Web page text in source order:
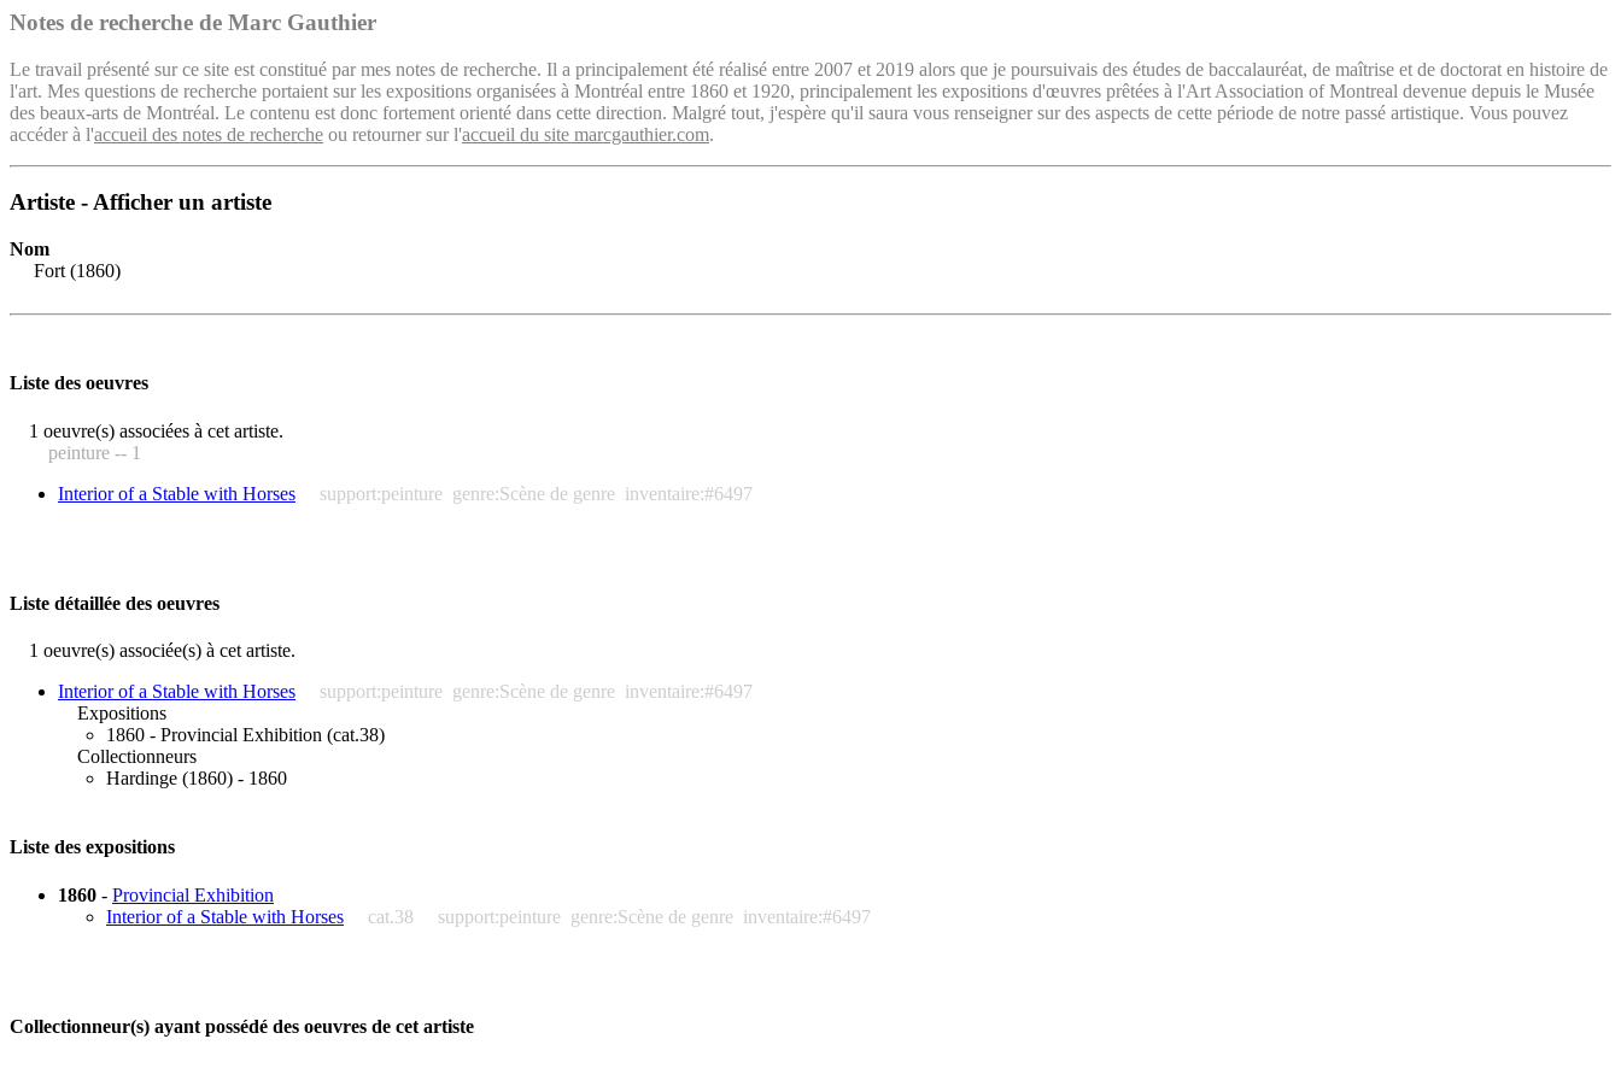
Notes de recherche de Marc Gauthier
Le travail présenté sur ce site est constitué par mes notes de recherche. Il a principalement été réalisé entre 2007 et 2019 alors que je poursuivais des études de baccalauréat, de maîtrise et de doctorat en histoire de
l'art. Mes questions de recherche portaient sur les expositions organisées à Montréal entre 1860 et 1920, principalement les expositions d'œuvres prêtées à l'Art Association of Montreal devenue depuis le Musée
des beaux-arts de Montréal. Le contenu est donc fortement orienté dans cette direction. Malgré tout, j'espère qu'il saura vous renseigner sur des aspects de cette période de notre passé artistique. Vous pouvez
accéder à l'accueil des notes de recherche ou retourner sur l'accueil du site marcgauthier.com.
Artiste - Afficher un artiste
Nom
Fort (1860)
Liste des oeuvres
1 oeuvre(s) associées à cet artiste.
peinture -- 1
Interior of a Stable with Horses
support:peinture genre:Scène de genre inventaire:#6497
Liste détaillée des oeuvres
1 oeuvre(s) associée(s) à cet artiste.
Interior of a Stable with Horses
support:peinture genre:Scène de genre inventaire:#6497
Expositions
1860 - Provincial Exhibition (cat.38)
Collectionneurs
Hardinge (1860) - 1860
Liste des expositions
1860 - Provincial Exhibition
Interior of a Stable with Horses
cat.38 support:peinture genre:Scène de genre inventaire:#6497
Collectionneur(s) ayant possédé des oeuvres de cet artiste